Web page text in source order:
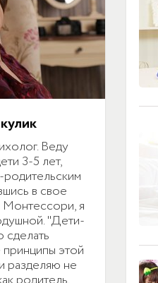
Веду
3-5 лет,
в свое
я
"Дети-
этой
разделяю не